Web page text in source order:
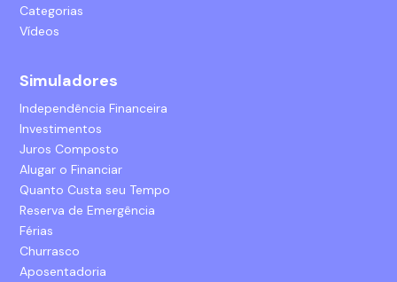
Categorias
Vídeos
Simuladores
Independência Financeira
Investimentos
Juros Composto
Alugar o Financiar
Quanto Custa seu Tempo
Reserva de Emergência
Férias
Churrasco
Aposentadoria